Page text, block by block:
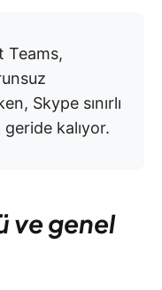
Teams,
Skype sınırlı
kalıyor.
ve genel